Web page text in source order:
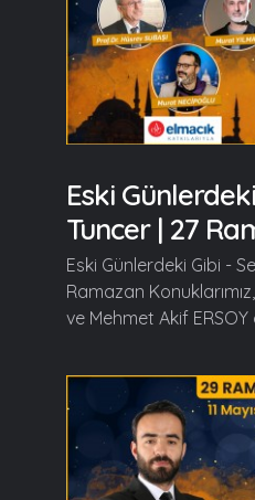
Eski
Tuncer | 27
Eski Günlerdeki Gibi -
Ramazan
ve Mehmet Akif ERSOY